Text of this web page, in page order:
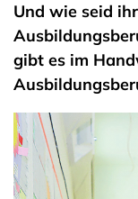
Und wie seid
gibt es im